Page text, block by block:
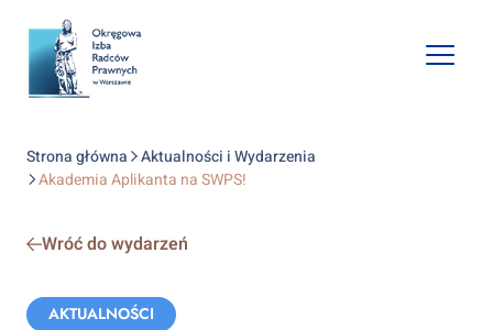
Open
Strona główna
Aktualności i Wydarzenia
Akademia Aplikanta na SWPS!
Wróć do wydarzeń
Categories:
AKTUALNOŚCI